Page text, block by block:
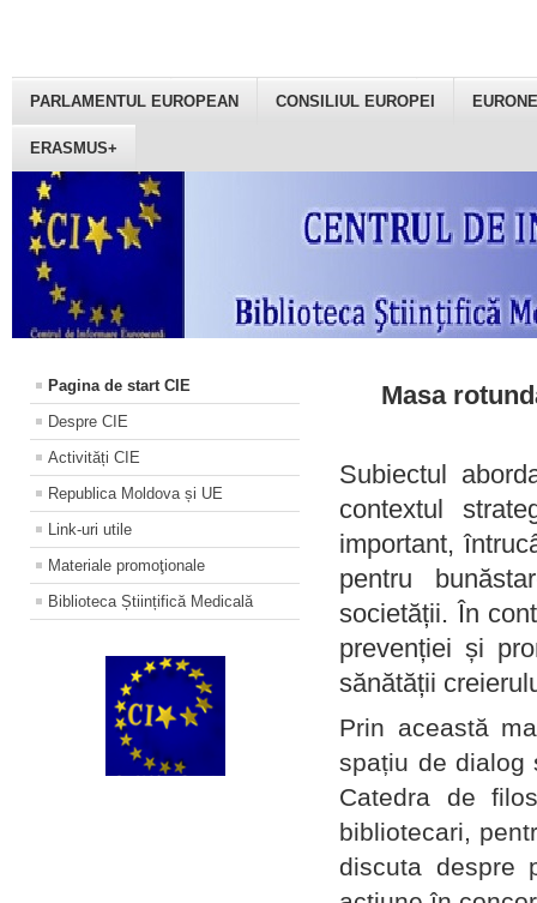
PARLAMENTUL EUROPEAN CONSILIUL EUROPEI
ERASMUS+
Pagina de start CIE
Despre CIE
Activități CIE
Republica Moldova și UE
Link-uri utile
Materiale promoţionale
Biblioteca Științifică Medicală
Masa
Subiectul
contextul
important,
pentru
societății. În
prevenției și
sănătății
Prin această
spațiu de dialog
Catedra de
bibliotecari,
discuta despre